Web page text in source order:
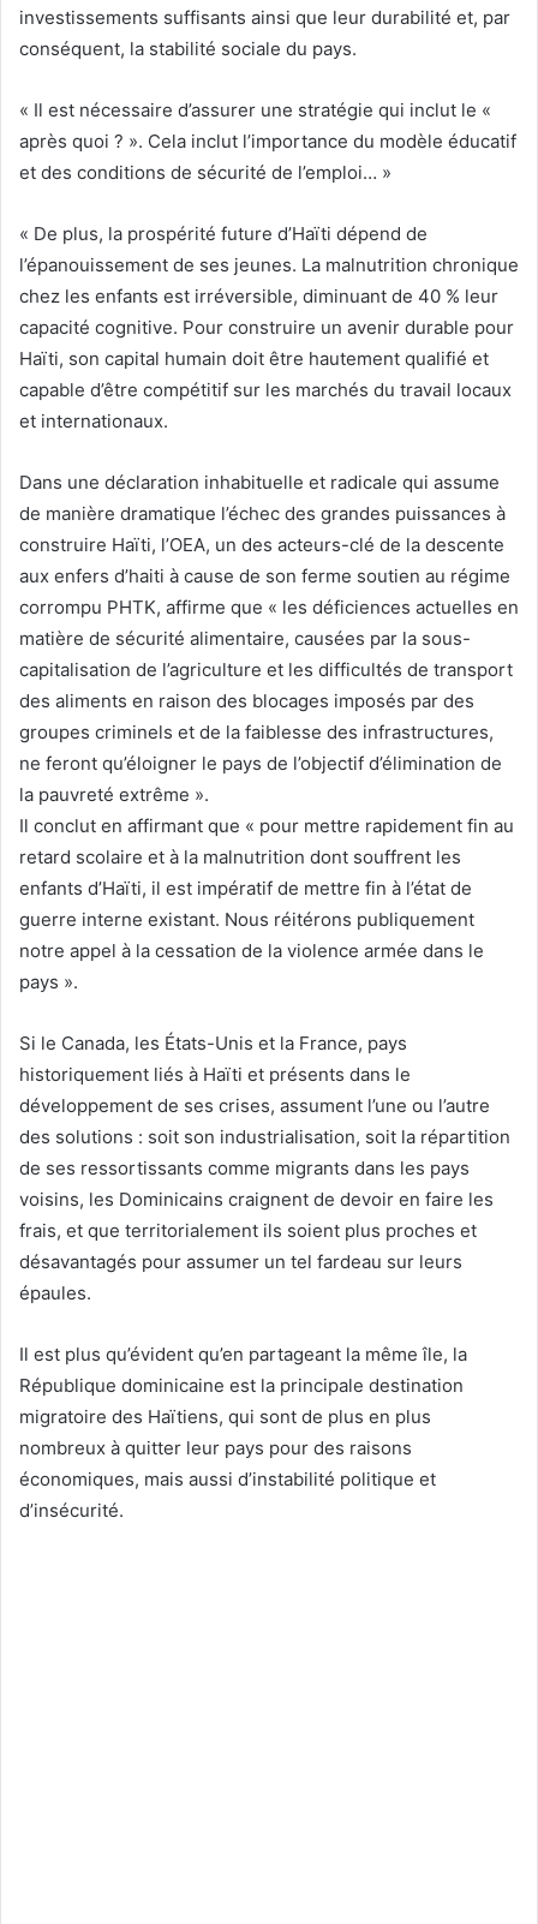
investissements suffisants ainsi que leur durabilité et, par
conséquent, la stabilité sociale du pays.
« Il est nécessaire d’assurer une stratégie qui inclut le «
après quoi ? ». Cela inclut l’importance du modèle éducatif
et des conditions de sécurité de l’emploi… »
« De plus, la prospérité future d’Haïti dépend de
l’épanouissement de ses jeunes. La malnutrition chronique
chez les enfants est irréversible, diminuant de 40 % leur
capacité cognitive. Pour construire un avenir durable pour
Haïti, son capital humain doit être hautement qualifié et
capable d’être compétitif sur les marchés du travail locaux
et internationaux.
Dans une déclaration inhabituelle et radicale qui assume
de manière dramatique l’échec des grandes puissances à
construire Haïti, l’OEA, un des acteurs-clé de la descente
aux enfers d’haiti à cause de son ferme soutien au régime
corrompu PHTK, affirme que « les déficiences actuelles en
matière de sécurité alimentaire, causées par la sous-
capitalisation de l’agriculture et les difficultés de transport
des aliments en raison des blocages imposés par des
groupes criminels et de la faiblesse des infrastructures,
ne feront qu’éloigner le pays de l’objectif d’élimination de
la pauvreté extrême ».
Il conclut en affirmant que « pour mettre rapidement fin au
retard scolaire et à la malnutrition dont souffrent les
enfants d’Haïti, il est impératif de mettre fin à l’état de
guerre interne existant. Nous réitérons publiquement
notre appel à la cessation de la violence armée dans le
pays ».
Si le Canada, les États-Unis et la France, pays
historiquement liés à Haïti et présents dans le
développement de ses crises, assument l’une ou l’autre
des solutions : soit son industrialisation, soit la répartition
de ses ressortissants comme migrants dans les pays
voisins, les Dominicains craignent de devoir en faire les
frais, et que territorialement ils soient plus proches et
désavantagés pour assumer un tel fardeau sur leurs
épaules.
Il est plus qu’évident qu’en partageant la même île, la
République dominicaine est la principale destination
migratoire des Haïtiens, qui sont de plus en plus
nombreux à quitter leur pays pour des raisons
économiques, mais aussi d’instabilité politique et
d’insécurité.